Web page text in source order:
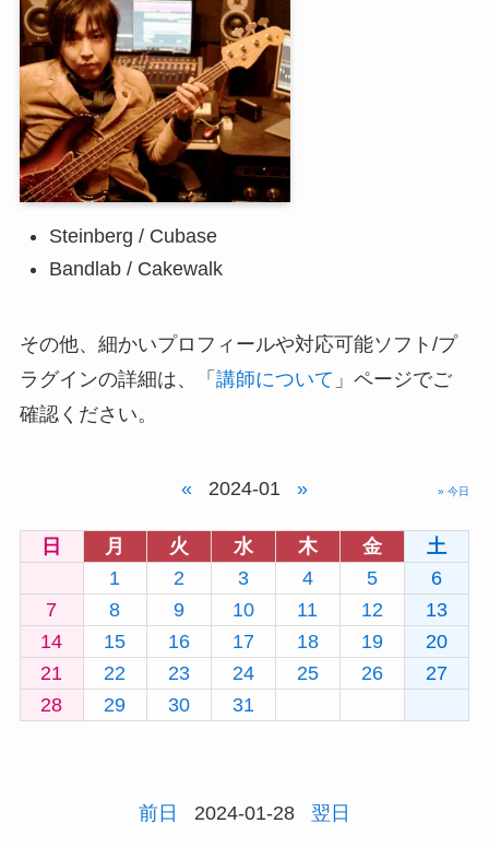
Steinberg / Cubase
Bandlab / Cakewalk
その他、細かいプロフィールや対応可能ソフト/プ
ラグインの詳細は、「 講師について 」ページでご
確認ください。
« 2024-01 » » 今日
日 月 火 水 木 金
土
1
2 3 4 5
6
7
8 9 10 11 12
13
14
15 16 17 18 19
20
21
22 23 24 25 26
27
28
29 30 31
前日 2024-01-28 翌日